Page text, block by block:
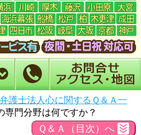
弁護士法人心に関するＱ＆Ａ一
専門分野は何ですか？
Ｑ＆Ａ（目次）へ